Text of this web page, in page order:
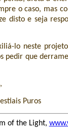
o caso, mas
disto e seja
lo neste
pedir que
Puros
of the Light,